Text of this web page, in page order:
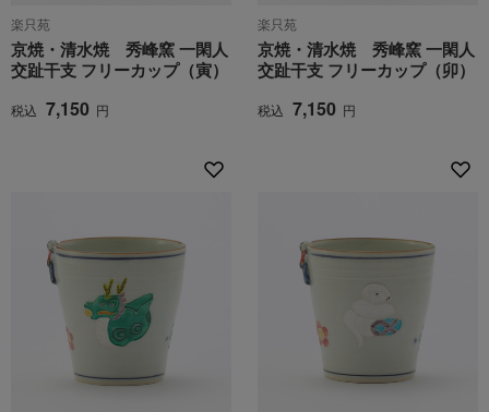
楽只苑
京焼・清水焼 秀峰窯 一閑人
交趾干支 フリーカップ（寅）
税込 7,150 円
楽只苑
京焼・清水焼 秀峰窯 一閑人
交趾干支 フリーカップ（卯）
税込 7,150 円